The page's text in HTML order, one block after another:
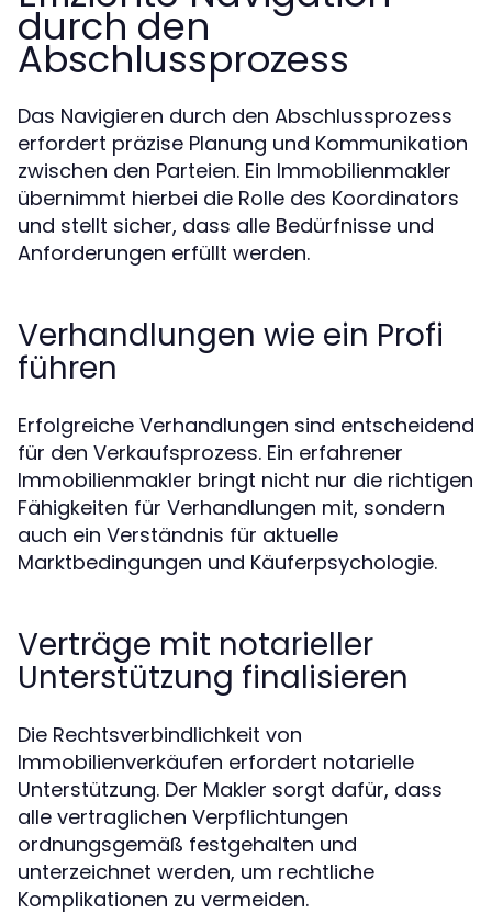
durch den
Abschlussprozess
Das Navigieren durch den Abschlussprozess
erfordert präzise Planung und Kommunikation
zwischen den Parteien. Ein Immobilienmakler
übernimmt hierbei die Rolle des Koordinators
und stellt sicher, dass alle Bedürfnisse und
Anforderungen erfüllt werden.
Verhandlungen wie ein Profi
führen
Erfolgreiche Verhandlungen sind entscheidend
für den Verkaufsprozess. Ein erfahrener
Immobilienmakler bringt nicht nur die richtigen
Fähigkeiten für Verhandlungen mit, sondern
auch ein Verständnis für aktuelle
Marktbedingungen und Käuferpsychologie.
Verträge mit notarieller
Unterstützung finalisieren
Die Rechtsverbindlichkeit von
Immobilienverkäufen erfordert notarielle
Unterstützung. Der Makler sorgt dafür, dass
alle vertraglichen Verpflichtungen
ordnungsgemäß festgehalten und
unterzeichnet werden, um rechtliche
Komplikationen zu vermeiden.